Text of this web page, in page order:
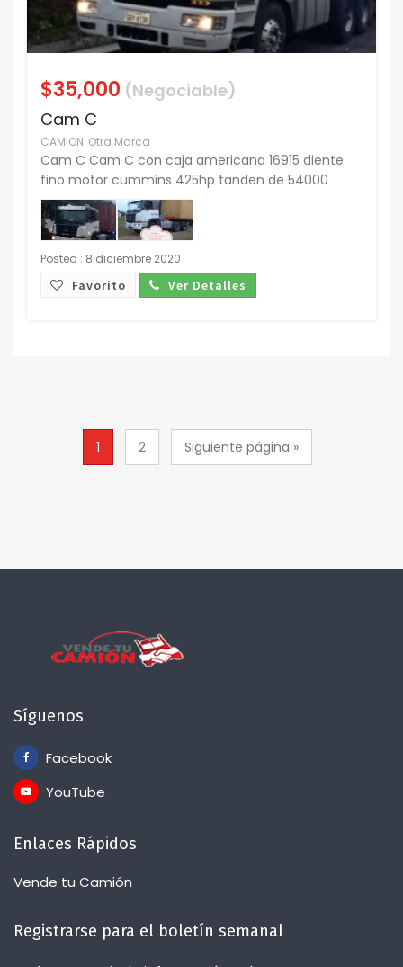
$35,000 (Negociable)
Cam C
CAMION Otra Marca
Cam C Cam C con caja americana 16915 diente
fino motor cummins 425hp tanden de 54000
Posted : 8 diciembre 2020
Favorito Ver Detalles
1 2 Siguiente página »
Síguenos
Facebook
YouTube
Enlaces Rápidos
Vende tu Camión
Registrarse para el boletín semanal